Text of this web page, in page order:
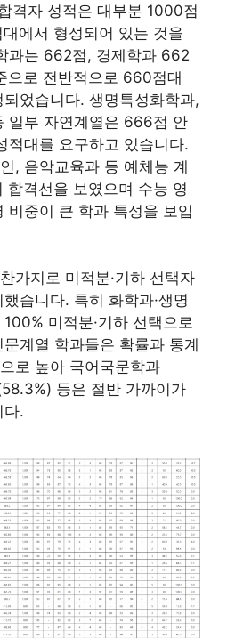
격자 성적은 대부분 1000점
에서 형성되어 있는 것을
과는 662점, 경제학과 662
으로 전반적으로 660점대
되었습니다. 생명특성화학과,
일부 자연계열은 666점 안
적대를 요구하고 있습니다.
, 음악교육과 등 예체능 계
격선을 보였으며 수능 영
비중이 큰 학과 특성을 보입
가지로 미적분·기하 선택자
습니다. 특히 화학과·생명
미적분·기하 선택으로
계열 학과들은 확률과 통계
로 높아 국어국문학과
등은 절반 가까이가
다.